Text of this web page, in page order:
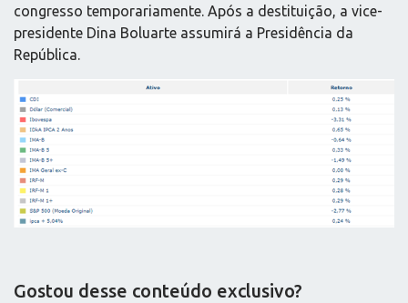
congresso temporariamente. Após a destituição, a vice-
presidente Dina Boluarte assumirá a Presidência da
República.
Gostou desse conteúdo exclusivo?